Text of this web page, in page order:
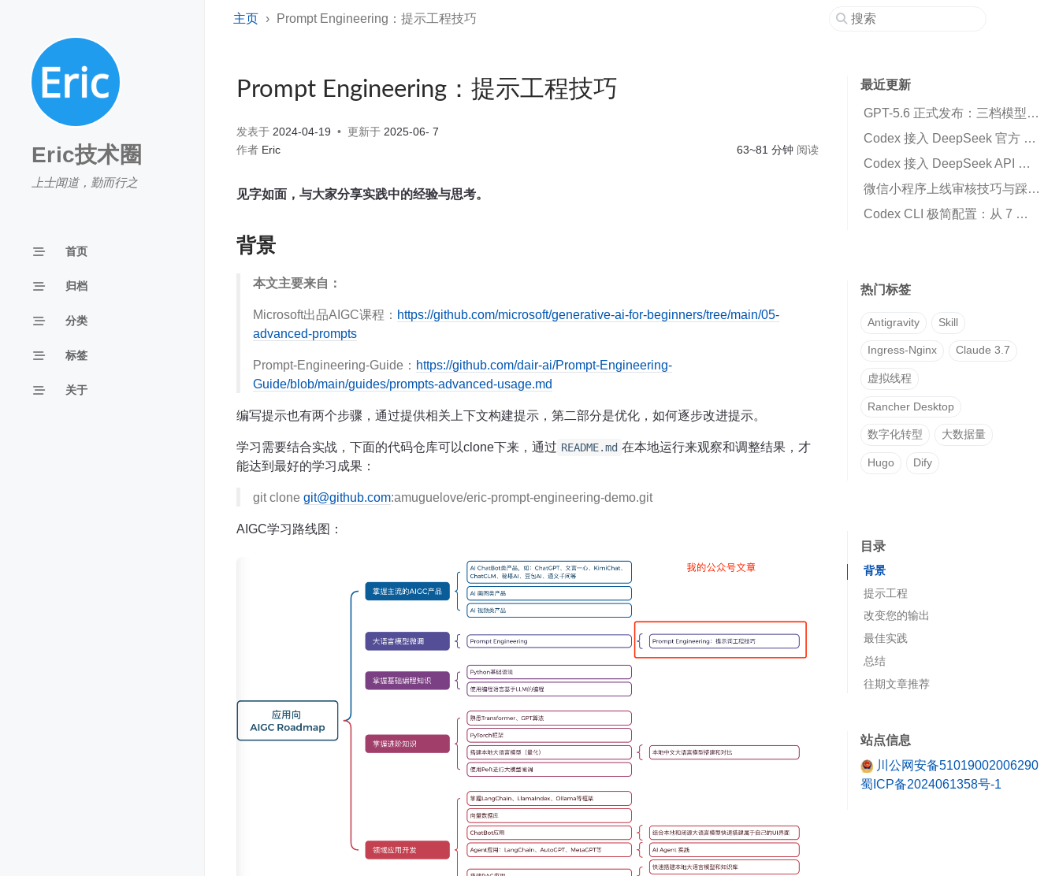
Eric技术圈
上士闻道，勤而行之
首页
归档
分类
标签
关于
主页 Prompt Engineering：提示工程技巧
Prompt Engineering：提示工程技巧
发表于 2024-04-19 更新于 2025-06- 7
作者 Eric 63~81 分钟 阅读
见字如面，与大家分享实践中的经验与思考。
背景
本文主要来自：
Microsoft出品AIGC课程： https://github.com/microsoft/generative-ai-for-beginners/tree/main/05-
advanced-prompts
Prompt-Engineering-Guide： https://github.com/dair-ai/Prompt-Engineering-
Guide/blob/main/guides/prompts-advanced-usage.md
编写提示也有两个步骤，通过提供相关上下文构建提示，第二部分是优化，如何逐步改进提示。
学习需要结合实战，下面的代码仓库可以clone下来，通过 README.md 在本地运行来观察和调整结果，才
能达到最好的学习成果：
git clone git@github.com:amuguelove/eric-prompt-engineering-demo.git
AIGC学习路线图：
最近更新
GPT-5.6 正式发布：三档模型、ChatGPT 与 Codex 新变化，以及该怎么选
Codex 接入 DeepSeek 官方 API 本地代理工具下载
Codex 接入 DeepSeek API 指南：官方订阅和第三方并行，缓存命中 95%+
微信小程序上线审核技巧与踩坑总结
Codex CLI 极简配置：从 7 个真实痛点到一套够用的配置
热门标签
Antigravity Skill
Ingress-Nginx Claude 3.7
虚拟线程
Rancher Desktop
数字化转型 大数据量
Hugo Dify
目录
背景
提示工程
一个例子
简单提示的局限性
提示技巧
01 零样本提示
05 从少到多
改变您的输出
利用Temperature来改变输出
最佳实践
总结
往期文章推荐
站点信息
川公网安备51019002006290
蜀ICP备2024061358号-1